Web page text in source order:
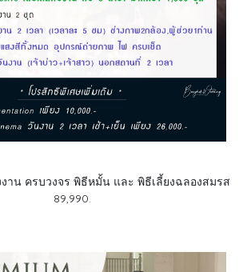
าน ครบวงจร พิธีหมั้น และ พิธีเลี้ยงฉลองสมรส
89,990.